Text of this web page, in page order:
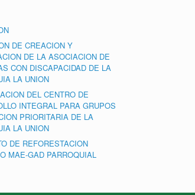
DE CREACION Y
DE LA ASOCIACION DE
CON DISCAPACIDAD DE LA
LA UNION
DEL CENTRO DE
INTEGRAL PARA GRUPOS
PRIORITARIA DE LA
LA UNION
DE REFORESTACION
MAE-GAD PARROQUIAL